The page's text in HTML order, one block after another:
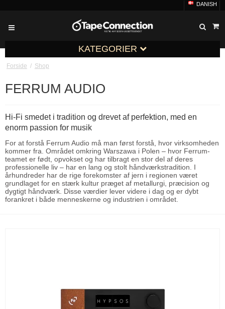
DANISH
KATEGORIER
Forside / Shop
FERRUM AUDIO
Hi-Fi smedet i tradition og drevet af perfektion, med en
enorm passion for musik
For at forstå Ferrum Audio må man først forstå, hvor virksomheden
kommer fra. Området omkring Warszawa i Polen – hvor Ferrum-
teamet er født, opvokset og har tilbragt en stor del af deres
professionelle liv – har en lang og stolt håndværkstradition. I
århundreder har de rige forekomster af jern i regionen været
grundlaget for en stærk kultur præget af metallurgi, præcision og
dygtigt håndværk. Disse værdier lever videre i dag og er dybt
forankret i både menneskerne og industrien i området.